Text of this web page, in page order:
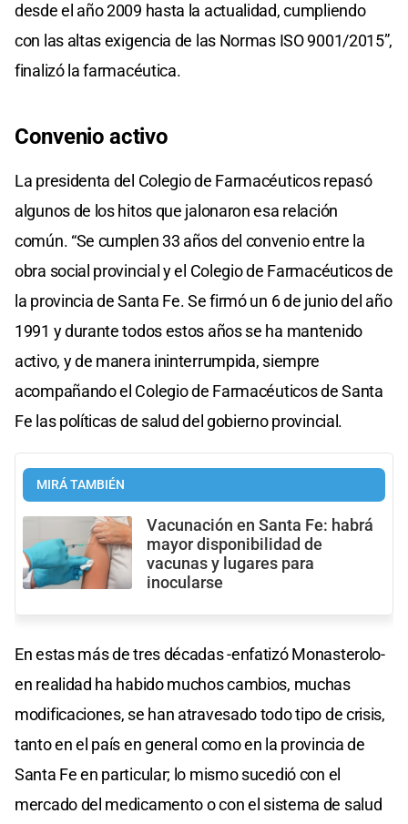
desde el año 2009 hasta la actualidad, cumpliendo
con las altas exigencia de las Normas ISO 9001/2015”,
finalizó la farmacéutica.
Convenio activo
La presidenta del Colegio de Farmacéuticos repasó
algunos de los hitos que jalonaron esa relación
común. “Se cumplen 33 años del convenio entre la
obra social provincial y el Colegio de Farmacéuticos de
la provincia de Santa Fe. Se firmó un 6 de junio del año
1991 y durante todos estos años se ha mantenido
activo, y de manera ininterrumpida, siempre
acompañando el Colegio de Farmacéuticos de Santa
Fe las políticas de salud del gobierno provincial.
MIRÁ TAMBIÉN
Vacunación en Santa Fe: habrá
mayor disponibilidad de
vacunas y lugares para
inocularse
En estas más de tres décadas -enfatizó Monasterolo-
en realidad ha habido muchos cambios, muchas
modificaciones, se han atravesado todo tipo de crisis,
tanto en el país en general como en la provincia de
Santa Fe en particular; lo mismo sucedió con el
mercado del medicamento o con el sistema de salud